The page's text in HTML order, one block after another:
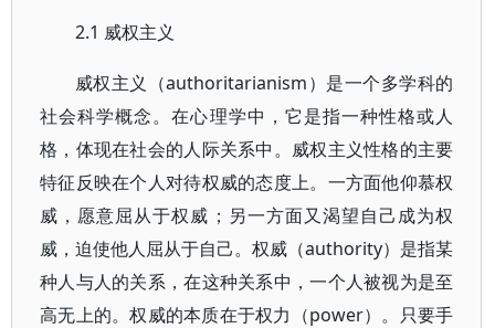
2.1 威权主义
威权主义（authoritarianism）是一个多学科的
社会科学概念。在心理学中，它是指一种性格或人
格，体现在社会的人际关系中。威权主义性格的主要
特征反映在个人对待权威的态度上。一方面他仰慕权
威，愿意屈从于权威；另一方面又渴望自己成为权
威，迫使他人屈从于自己。权威（authority）是指某
种人与人的关系，在这种关系中，一个人被视为是至
高无上的。权威的本质在于权力（power）。只要手